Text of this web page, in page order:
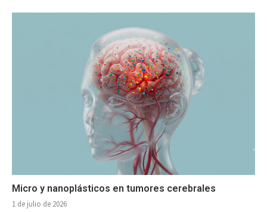
Micro y nanoplásticos en tumores cerebrales
1 de julio de 2026